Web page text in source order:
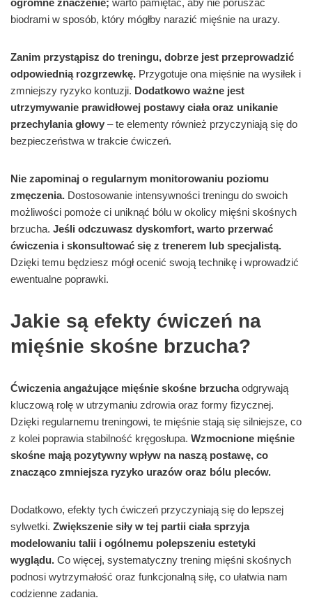
ogromne znaczenie; warto pamiętać, aby nie poruszać
biodrami w sposób, który mógłby narazić mięśnie na urazy.
Zanim przystąpisz do treningu, dobrze jest przeprowadzić
odpowiednią rozgrzewkę. Przygotuje ona mięśnie na wysiłek i
zmniejszy ryzyko kontuzji. Dodatkowo ważne jest
utrzymywanie prawidłowej postawy ciała oraz unikanie
przechylania głowy – te elementy również przyczyniają się do
bezpieczeństwa w trakcie ćwiczeń.
Nie zapominaj o regularnym monitorowaniu poziomu
zmęczenia. Dostosowanie intensywności treningu do swoich
możliwości pomoże ci uniknąć bólu w okolicy mięśni skośnych
brzucha. Jeśli odczuwasz dyskomfort, warto przerwać
ćwiczenia i skonsultować się z trenerem lub specjalistą.
Dzięki temu będziesz mógł ocenić swoją technikę i wprowadzić
ewentualne poprawki.
Jakie są efekty ćwiczeń na
mięśnie skośne brzucha?
Ćwiczenia angażujące mięśnie skośne brzuchaodgrywają
kluczową rolę w utrzymaniu zdrowia oraz formy fizycznej.
Dzięki regularnemu treningowi, te mięśnie stają się silniejsze, co
z kolei poprawia stabilność kręgosłupa. Wzmocnione mięśnie
skośne mają pozytywny wpływ na naszą postawę, co
znacząco zmniejsza ryzyko urazów oraz bólu pleców.
Dodatkowo, efekty tych ćwiczeń przyczyniają się do lepszej
sylwetki. Zwiększenie siły w tej partii ciała sprzyja
modelowaniu talii i ogólnemu polepszeniu estetyki
wyglądu. Co więcej, systematyczny trening mięśni skośnych
podnosi wytrzymałość oraz funkcjonalną siłę, co ułatwia nam
codzienne zadania.